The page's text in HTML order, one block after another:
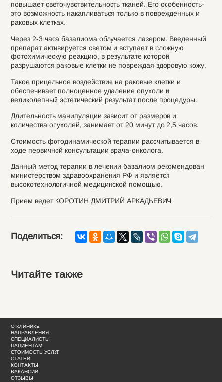
повышает светочувствительность тканей. Его особенность-
это возможность накапливаться только в поврежденных и
раковых клетках.
Через 2-3 часа базалиома облучается лазером. Введенный
препарат активируется светом и вступает в сложную
фотохимическую реакцию, в результате которой
разрушаются раковые клетки не повреждая здоровую кожу.
Такое прицельное воздействие на раковые клетки и
обеспечивает полноценное удаление опухоли и
великолепный эстетический результат после процедуры.
Длительность манипуляции зависит от размеров и
количества опухолей, занимает от 20 минут до 2,5 часов.
Стоимость фотодинамической терапии рассчитывается в
ходе первичной консультации врача-онколога.
Данный метод терапии в лечении базалиом рекомендован
министерством здравоохранения РФ и является
высокотехнологичной медицинской помощью.
Прием ведет КОРОТИН ДМИТРИЙ АРКАДЬЕВИЧ
Поделиться:
Читайте также
О КЛИНИКЕ
НАПРАВЛЕНИЯ
СПЕЦИАЛИСТЫ
ПАЦИЕНТАМ
СТОИМОСТЬ УСЛУГ
СТАТЬИ
КОНТАКТЫ
ВАКАНСИИ
ОТЗЫВЫ